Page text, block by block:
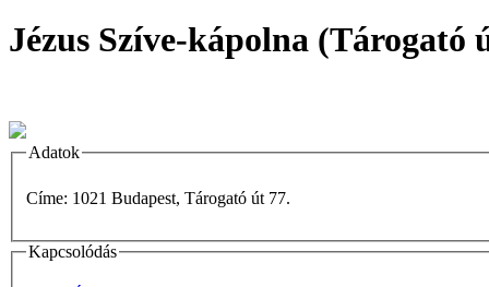
Jézus Szíve-kápolna (Tárogató
Adatok
Címe: 1021 Budapest, Tárogató út 77.
Kapcsolódás